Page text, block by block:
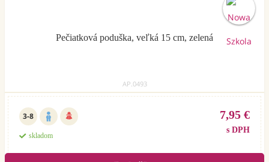
Pečiatková poduška, veľká 15 cm, zelená
AP.0493
3-8
skladom
7,95 €
s DPH